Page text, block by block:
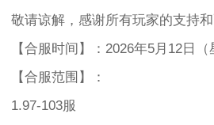
敬请谅解，感谢所有玩家的支持和
【合服时间】：2026年5月12日
【合服范围】：
1.97-103服